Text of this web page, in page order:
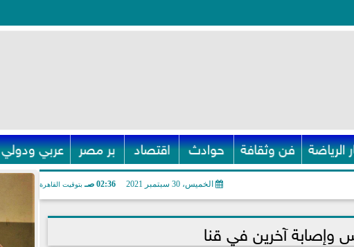
الرياضة فن وثقافة حوادث اقتصاد بر مصر عربي ودولي
الخميس، 30 سبتمبر 2021 02:36 صـ بتوقيت القاهرة
آخرين في قنا